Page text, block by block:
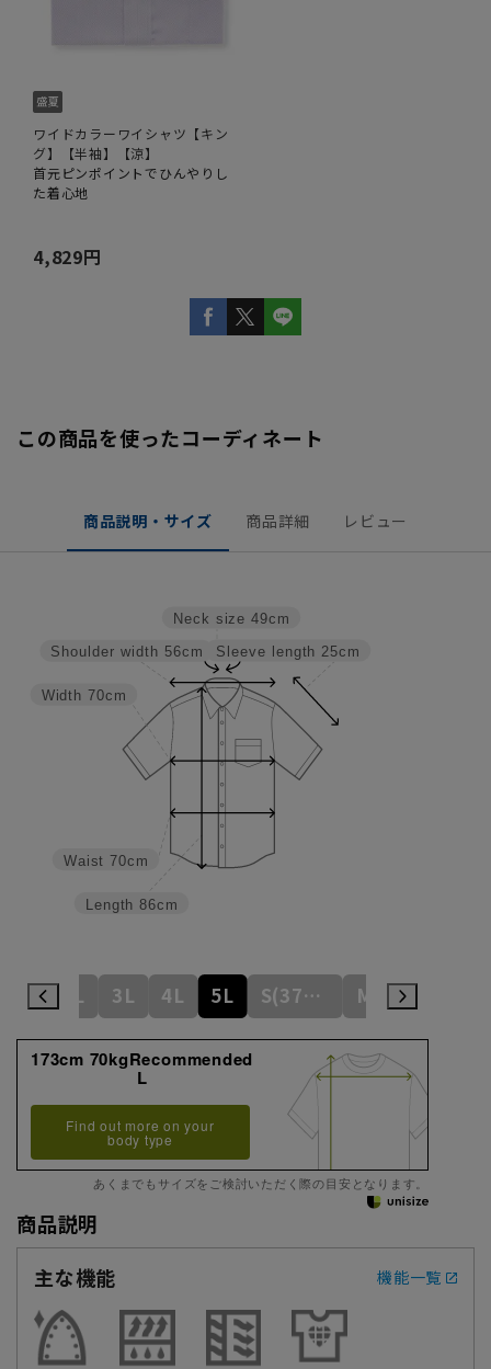
ワイドカラーワイシャツ【キン
グ】【半袖】【涼】
首元ピンポイントでひんやりし
た着心地
4,829円
この商品を使ったコーディネート
商品説明・サイズ 商品詳細 レビュー
Sleeve length 25cm
Neck size 49cm
Length 86cm
Waist 70cm
Width 70cm
Shoulder width 56cm
LL 3L 4L 5L S(37cm) M(39cm)
173cm 70kgRecommended
L
Find out more on your
body type
あくまでもサイズをご検討いただく際の目安となります。
商品説明
主な機能
機能一覧